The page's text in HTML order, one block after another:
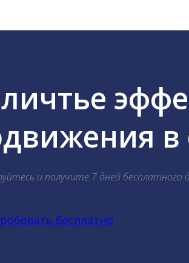
в
и получите 7 дней бесплатного
бесплатно